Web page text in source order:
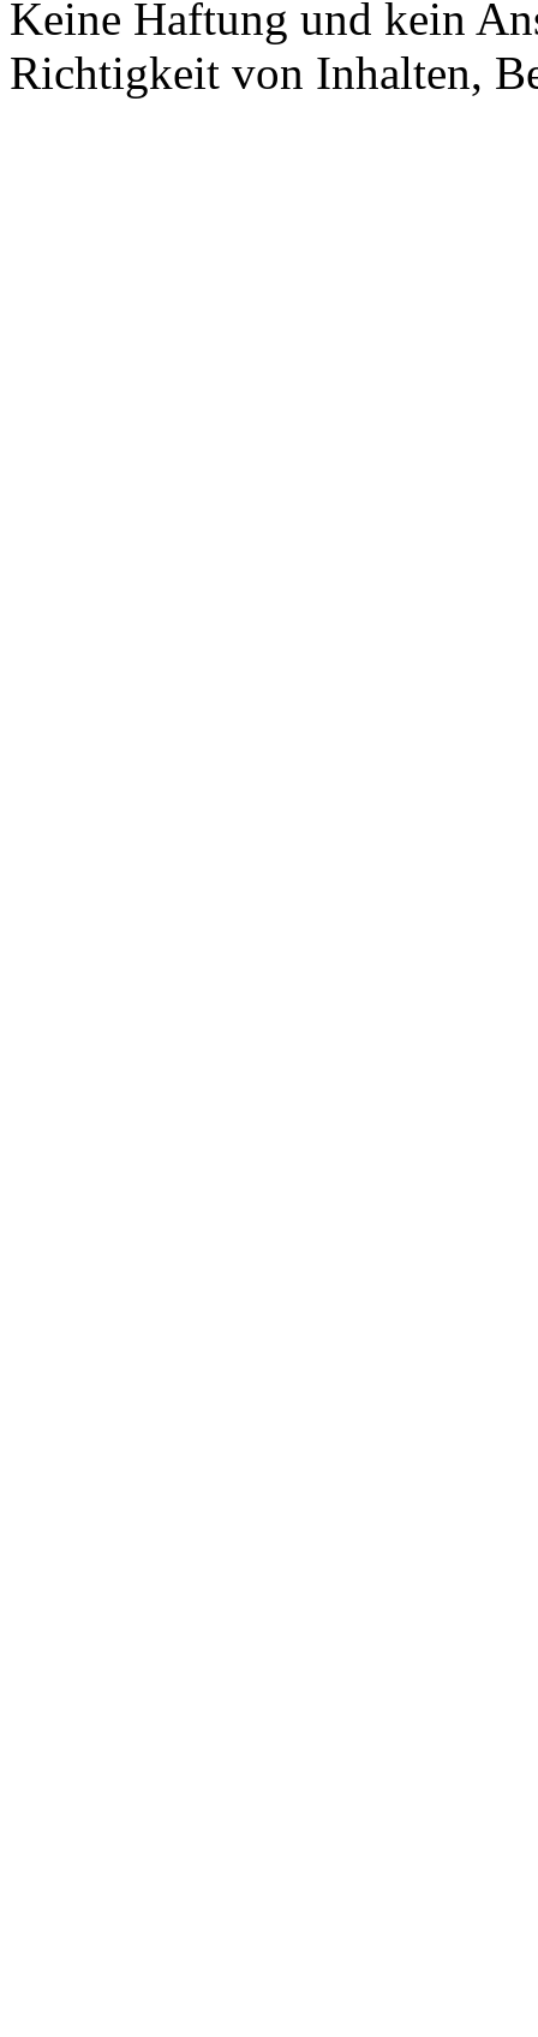
Keine Haftung und kein
Richtigkeit von Inhalten,